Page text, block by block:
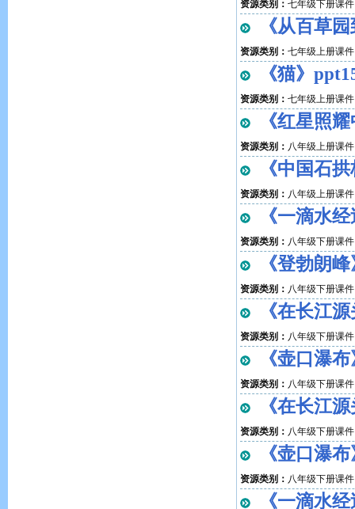
资源类别： 七年级下册课件
《从百草
资源类别： 七年级上册课件
《猫》
资源类别： 七年级上册课件
《红星照
资源类别： 八年级上册课件
《中国石
资源类别： 八年级上册课件
《一滴水
资源类别： 八年级下册课件
《登勃朗
资源类别： 八年级下册课件
《在长江
资源类别： 八年级下册课件
《壶口瀑
资源类别： 八年级下册课件
《在长江
资源类别： 八年级下册课件
《壶口瀑
资源类别： 八年级下册课件
《一滴水